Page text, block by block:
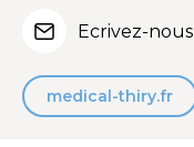
Ecrivez-nous
medical-thiry.fr